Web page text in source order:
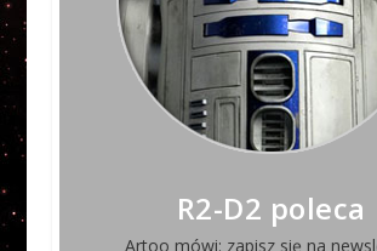
R2-D2 poleca
Artoo mówi: zapisz się na